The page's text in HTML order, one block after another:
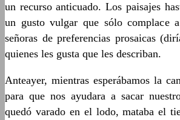
un recurso anticuado. Los paisajes
un gusto vulgar que sólo complace
señoras de preferencias prosaicas
quienes les gusta que les describan.
Anteayer, mientras esperábamos la
para que nos ayudara a sacar
quedó varado en el lodo, mataba el